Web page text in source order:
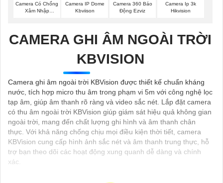
Camera Có Chống
Xâm Nhập
Camera IP Dome
Kbviison
Camera 360 Báo
Động Ezviz
Camera Ip 3k
Hikvision
CAMERA GHI ÂM NGOÀI TRỜI
KBVISION
Camera ghi âm ngoài trời KBVision được thiết kế chuẩn kháng
nước, tích hợp micro thu âm trong phạm vi 5m với công nghệ lọc
tạp âm, giúp âm thanh rõ ràng và video sắc nét. Lắp đặt camera
có thu âm ngoài trời KBVision giúp giám sát hiệu quả không gian
ngoài trời, mang đến chất lượng ghi hình và âm thanh chân
thực. Với khả năng chống chịu mọi điều kiện thời tiết, camera
KBVision cung cấp hình ảnh sắc nét và âm thanh trung thực, hỗ
trợ bạn theo dõi các hoạt động xung quanh dễ dàng và chính
xác.